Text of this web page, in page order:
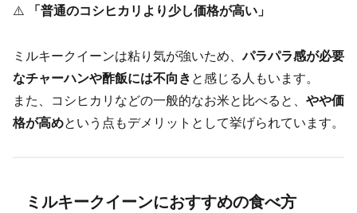
⚠️
「普通のコシヒカリより少し価格が高い」
ミルキークイーンは粘り気が強いため、パラパラ感が必要
なチャーハンや酢飯には不向きと感じる人もいます。
また、コシヒカリなどの一般的なお米と比べると、 やや価
格が高めという点もデメリットとして挙げられています。
ミルキークイーンにおすすめの食べ方